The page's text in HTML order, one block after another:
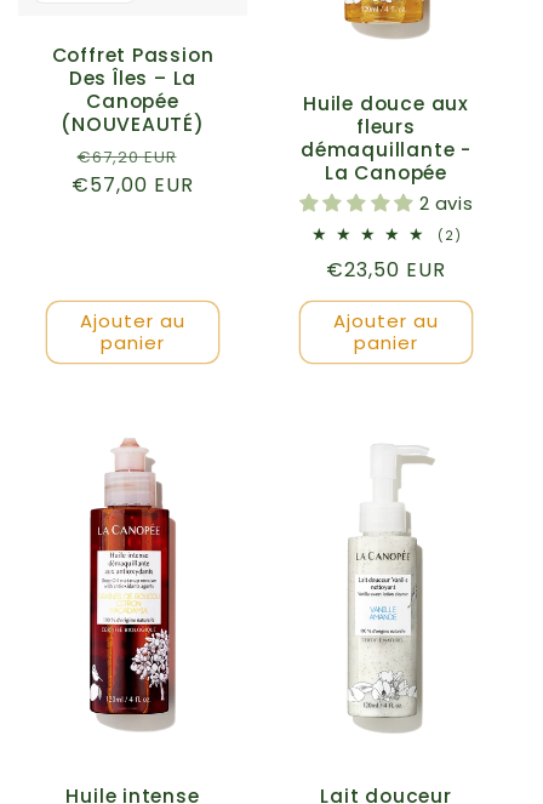
Coffret Passion
Des Îles – La
Canopée
(NOUVEAUTÉ)
Prix
habituel
€67,20 EUR
promotionnel
€57,00 EUR
Ajouter au
panier
Huile douce aux
fleurs
démaquillante -
La Canopée
2 avis
(2)
Prix
habituel
€23,50 EUR
Ajouter au
panier
Huile intense Lait douceur